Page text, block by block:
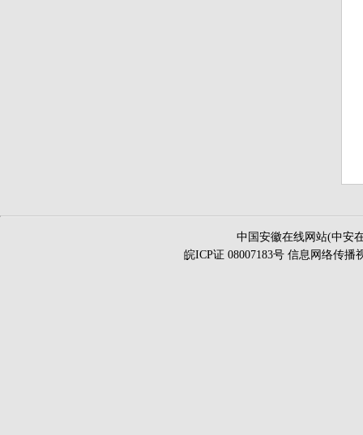
中国安徽在线网站(中安
皖ICP证 08007183号 信息网络传播